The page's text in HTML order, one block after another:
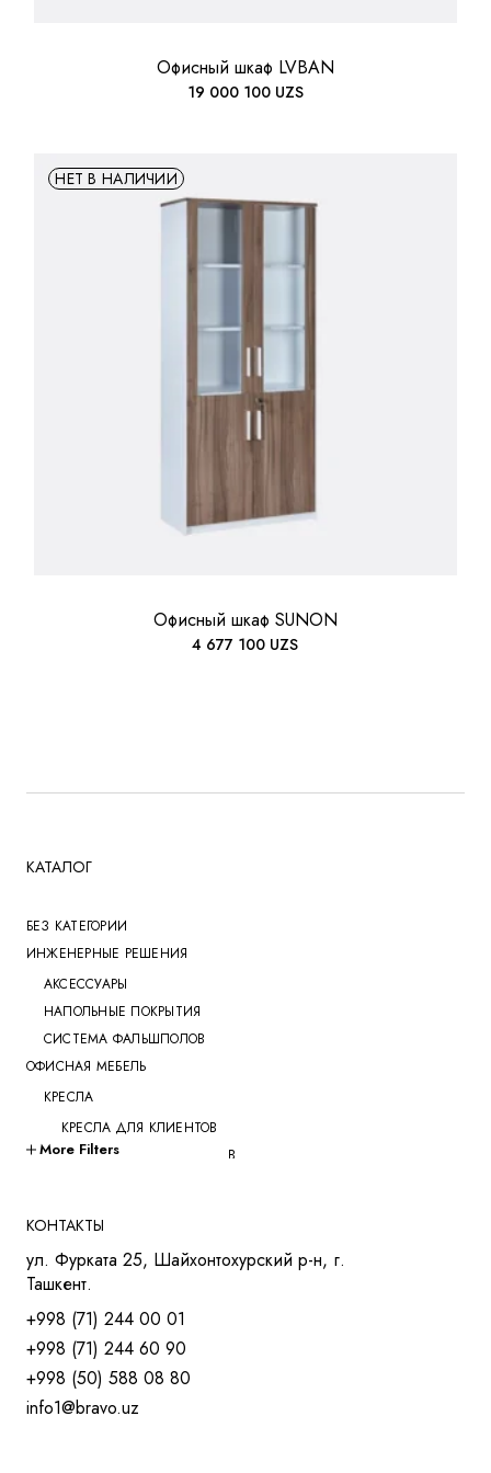
Офисный шкаф LVBAN
19 000 100 UZS
НЕТ В НАЛИЧИИ
Офисный шкаф SUNON
4 677 100 UZS
КАТАЛОГ
БЕЗ КАТЕГОРИИ
ИНЖЕНЕРНЫЕ РЕШЕНИЯ
АКСЕССУАРЫ
НАПОЛЬНЫЕ ПОКРЫТИЯ
СИСТЕМА ФАЛЬШПОЛОВ
ОФИСНАЯ МЕБЕЛЬ
КРЕСЛА
КРЕСЛА ДЛЯ КЛИЕНТОВ
КРЕСЛА ДЛЯ ПЕРЕГОВОРОВ
КРЕСЛА ДЛЯ ТРЕНИНГОВ
МЯГКАЯ МЕБЕЛЬ
СТОЛЫ
СТОЛ ДЛЯ РУКОВОДИТЕЛЯ
СТОЛЫ OPEN-SPACE
СТОЛЫ ДЛЯ МЕНЕДЖЕРОВ
СТОЛЫ ДЛЯ ПЕРЕГОВОРОВ
More Filters
КОНТАКТЫ
ул. Фурката 25, Шайхонтохурский р-н, г.
Ташкент.
+998 (71) 244 00 01
+998 (71) 244 60 90
+998 (50) 588 08 80
info1@bravo.uz